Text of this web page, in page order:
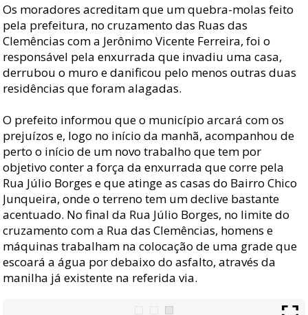
Os moradores acreditam que um quebra-molas feito
pela prefeitura, no cruzamento das Ruas das
Clemências com a Jerônimo Vicente Ferreira, foi o
responsável pela enxurrada que invadiu uma casa,
derrubou o muro e danificou pelo menos outras duas
residências que foram alagadas.
O prefeito informou que o município arcará com os
prejuízos e, logo no início da manhã, acompanhou de
perto o início de um novo trabalho que tem por
objetivo conter a força da enxurrada que corre pela
Rua Júlio Borges e que atinge as casas do Bairro Chico
Junqueira, onde o terreno tem um declive bastante
acentuado. No final da Rua Júlio Borges, no limite do
cruzamento com a Rua das Clemências, homens e
máquinas trabalham na colocação de uma grade que
escoará a água por debaixo do asfalto, através da
manilha já existente na referida via.